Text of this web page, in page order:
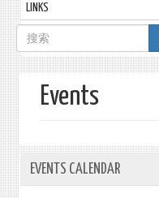
LINKS
搜
索
表
单
Events
EVENTS CALENDAR